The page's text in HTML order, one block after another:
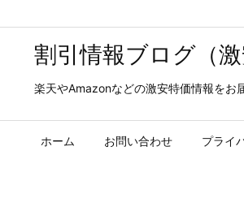
割引情報ブログ（
楽天やAmazonなどの激安特価情報をお
ホーム お問い合わせ プライ